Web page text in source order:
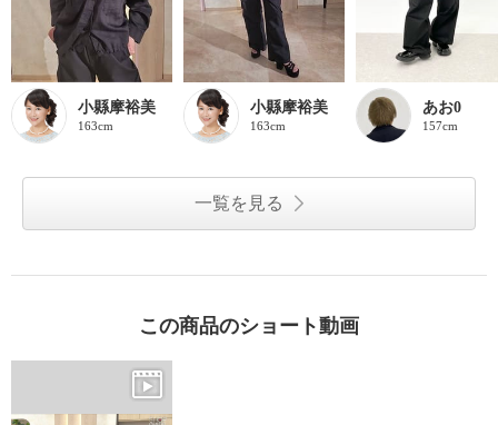
小縣摩裕美
163cm
小縣摩裕美
163cm
あお0
157cm
一覧を見る
この商品のショート動画